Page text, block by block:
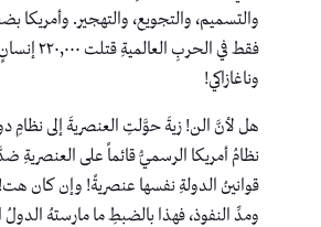
والتسميم، والتجويع، والتهجير. وأمريكا
فقط في الحربِ
وناغازاكي!
هل لأنَّ الن! زيةَ حوَّلتِ العنصريةَ إلى نظامِ
نظامُ أمريكا الرسميُّ قائماً على العنصريةِ
قوانينُ الدولةِ نفسها عنصريةً! وإن كان
ومدِّ النفوذ، فهذا بالضبطِ ما مارستهُ الدولُ